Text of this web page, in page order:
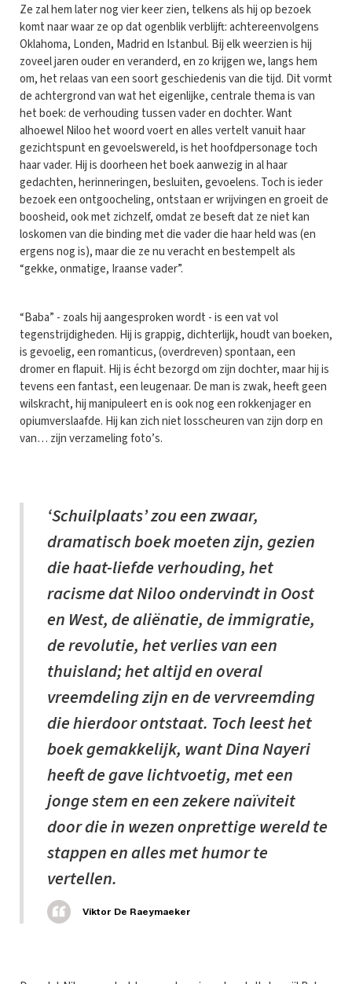
Ze zal hem later nog vier keer zien, telkens als hij op bezoek
komt naar waar ze op dat ogenblik verblijft: achtereenvolgens
Oklahoma, Londen, Madrid en Istanbul. Bij elk weerzien is hij
zoveel jaren ouder en veranderd, en zo krijgen we, langs hem
om, het relaas van een soort geschiedenis van die tijd. Dit vormt
de achtergrond van wat het eigenlijke, centrale thema is van
het boek: de verhouding tussen vader en dochter. Want
alhoewel Niloo het woord voert en alles vertelt vanuit haar
gezichtspunt en gevoelswereld, is het hoofdpersonage toch
haar vader. Hij is doorheen het boek aanwezig in al haar
gedachten, herinneringen, besluiten, gevoelens. Toch is ieder
bezoek een ontgoocheling, ontstaan er wrijvingen en groeit de
boosheid, ook met zichzelf, omdat ze beseft dat ze niet kan
loskomen van die binding met die vader die haar held was (en
ergens nog is), maar die ze nu veracht en bestempelt als
“gekke, onmatige, Iraanse vader”.
“Baba” - zoals hij aangesproken wordt - is een vat vol
tegenstrijdigheden. Hij is grappig, dichterlijk, houdt van boeken,
is gevoelig, een romanticus, (overdreven) spontaan, een
dromer en flapuit. Hij is écht bezorgd om zijn dochter, maar hij is
tevens een fantast, een leugenaar. De man is zwak, heeft geen
wilskracht, hij manipuleert en is ook nog een rokkenjager en
opiumverslaafde. Hij kan zich niet losscheuren van zijn dorp en
van… zijn verzameling foto’s.
‘Schuilplaats’ zou een zwaar,
dramatisch boek moeten zijn, gezien
die haat-liefde verhouding, het
racisme dat Niloo ondervindt in Oost
en West, de aliënatie, de immigratie,
de revolutie, het verlies van een
thuisland; het altijd en overal
vreemdeling zijn en de vervreemding
die hierdoor ontstaat. Toch leest het
boek gemakkelijk, want Dina Nayeri
heeft de gave lichtvoetig, met een
jonge stem en een zekere naïviteit
door die in wezen onprettige wereld te
stappen en alles met humor te
vertellen.
Viktor De Raeymaeker